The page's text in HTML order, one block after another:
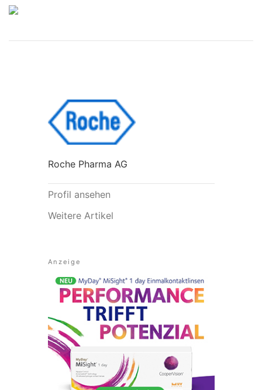
Roche Pharma AG
Profil ansehen
Weitere Artikel